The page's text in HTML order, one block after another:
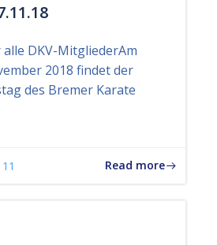
DKV-MitgliederAm
2018 findet der
des Bremer Karate
Read more